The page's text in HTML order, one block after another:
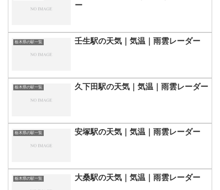
ー
栃木県の駅一覧 壬生駅の天気｜気温｜雨雲レーダー
栃木県の駅一覧 久下田駅の天気｜気温｜雨雲レーダー
栃木県の駅一覧 安塚駅の天気｜気温｜雨雲レーダー
栃木県の駅一覧 大桑駅の天気｜気温｜雨雲レーダー